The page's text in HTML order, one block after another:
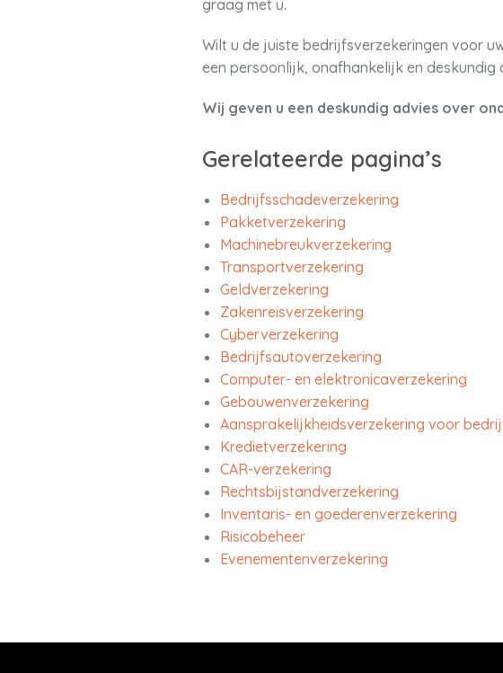
graag met u.
Wilt u de juiste bedrijfsverzekeringen voor
een persoonlijk, onafhankelijk en deskundig
Wij geven u een deskundig advies over
Gerelateerde pagina’s
Bedrijfsschadeverzekering
Pakketverzekering
Machinebreukverzekering
Transportverzekering
Geldverzekering
Zakenreisverzekering
Cyberverzekering
Bedrijfsautoverzekering
Computer- en elektronicaverzekering
Gebouwenverzekering
Aansprakelijkheidsverzekering voor
Kredietverzekering
CAR-verzekering
Rechtsbijstandverzekering
Inventaris- en goederenverzekering
Risicobeheer
Evenementenverzekering